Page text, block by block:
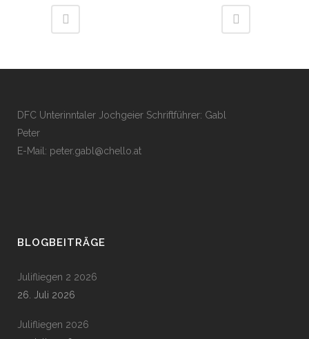
DFC Unterinntaler Jochgeier Schriftführer: Gabl
Peter
E-Mail: peter.gabl@chello.at
BLOGBEITRÄGE
Julifliegen 2 2026
26. Juli 2026
Julifliegen 2026